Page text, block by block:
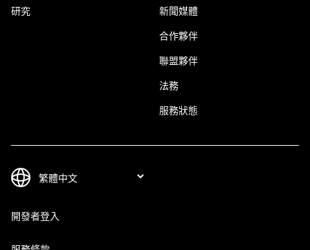
研究 新聞媒體
合作夥伴
聯盟夥伴
法務
服務狀態
開發者登入